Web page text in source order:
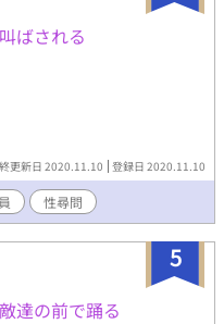
ばされる
更新日 2020.11.10 登録日 2020.11.10
性尋問
5
達の前で踊る